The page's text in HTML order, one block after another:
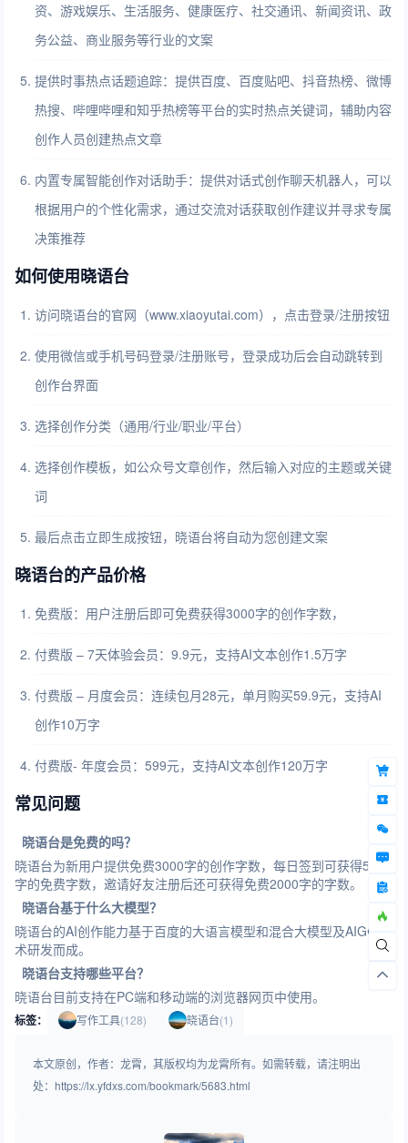
资、游戏娱乐、生活服务、健康医疗、社交通讯、新闻资讯、政
务公益、商业服务等行业的文案
提供时事热点话题追踪：提供百度、百度贴吧、抖音热榜、微博
热搜、哔哩哔哩和知乎热榜等平台的实时热点关键词，辅助内容
创作人员创建热点文章
内置专属智能创作对话助手：提供对话式创作聊天机器人，可以
根据用户的个性化需求，通过交流对话获取创作建议并寻求专属
决策推荐
如何使用晓语台
访问晓语台的官网（www.xiaoyutai.com），点击登录/注册按钮
使用微信或手机号码登录/注册账号，登录成功后会自动跳转到
创作台界面
选择创作分类（通用/行业/职业/平台）
选择创作模板，如公众号文章创作，然后输入对应的主题或关键
词
最后点击立即生成按钮，晓语台将自动为您创建文案
晓语台的产品价格
免费版：用户注册后即可免费获得3000字的创作字数，
付费版 – 7天体验会员：9.9元，支持AI文本创作1.5万字
付费版 – 月度会员：连续包月28元，单月购买59.9元，支持AI
创作10万字
付费版- 年度会员：599元，支持AI文本创作120万字
常见问题
晓语台是免费的吗？
晓语台为新用户提供免费3000字的创作字数，每日签到可获得500
字的免费字数，邀请好友注册后还可获得免费2000字的字数。
晓语台基于什么大模型？
晓语台的AI创作能力基于百度的大语言模型和混合大模型及AIGC技
术研发而成。
晓语台支持哪些平台？
晓语台目前支持在PC端和移动端的浏览器网页中使用。
标签： 写作工具(128) 晓语台(1)
本文原创，作者：龙霄，其版权均为龙霄所有。如需转载，请注明出
处：https://lx.yfdxs.com/bookmark/5683.html